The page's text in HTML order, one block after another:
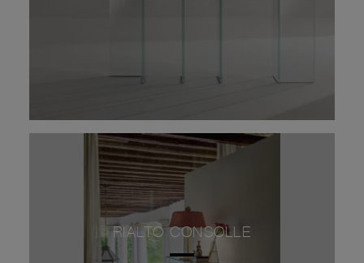
RIALTO CONSOLLE